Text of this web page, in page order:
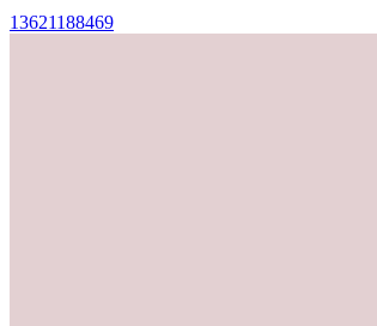
13621188469